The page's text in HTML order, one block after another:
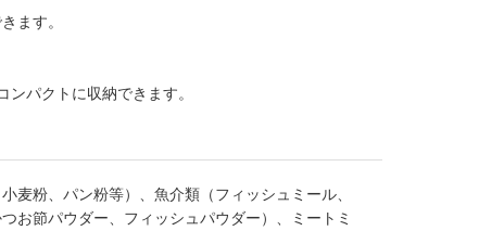
ます。
パクトに収納できます。
麦粉、パン粉等）、魚介類（フィッシュミール、
お節パウダー、フィッシュパウダー）、ミートミ